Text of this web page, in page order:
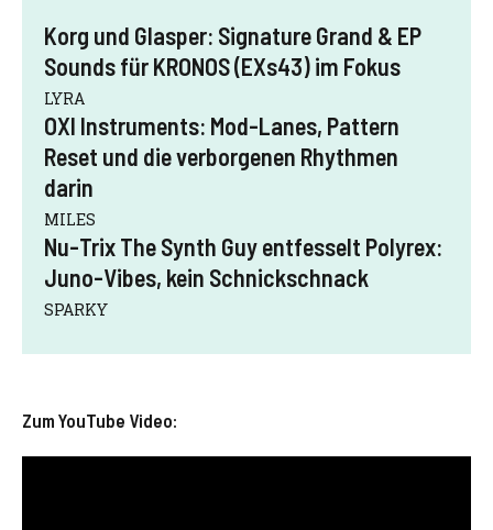
Korg und Glasper: Signature Grand & EP
Sounds für KRONOS (EXs43) im Fokus
LYRA
OXI Instruments: Mod-Lanes, Pattern
Reset und die verborgenen Rhythmen
darin
MILES
Nu-Trix The Synth Guy entfesselt Polyrex:
Juno-Vibes, kein Schnickschnack
SPARKY
Zum YouTube Video: